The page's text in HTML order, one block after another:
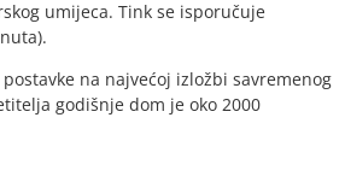
umijeca. Tink se isporučuje
na najvećoj izložbi savremenog
godišnje dom je oko 2000